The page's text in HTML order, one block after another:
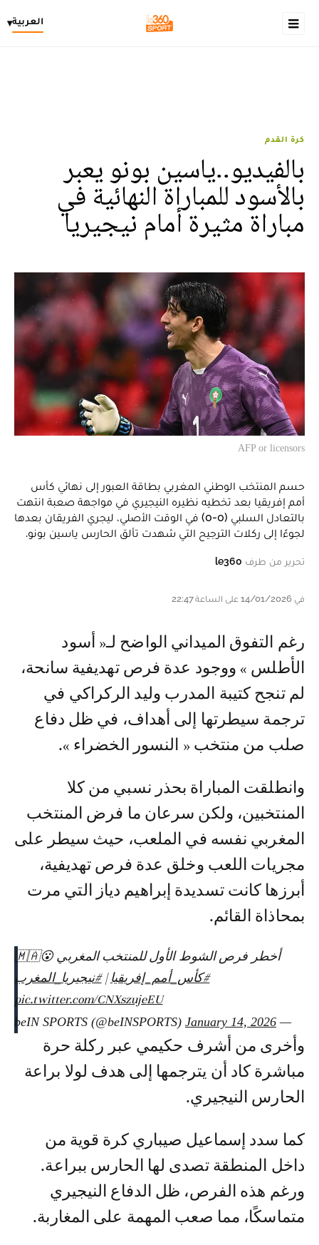
العربية▾
كرة القدم
بالفيديو..ياسين بونو يعبر
بالأسود للمباراة النهائية في
مباراة مثيرة أمام نيجيريا
AFP or licensors
حسم المنتخب الوطني المغربي بطاقة العبور إلى نهائي كأس
أمم إفريقيا بعد تخطيه نظيره النيجيري في مواجهة صعبة انتهت
بالتعادل السلبي (0-0) في الوقت الأصلي، ليجري الفريقان بعدها
لجوءًا إلى ركلات الترجيح التي شهدت تألق الحارس ياسين بونو.
تحرير من طرف le360
في 14/01/2026 على الساعة 22:47
رغم التفوق الميداني الواضح لـ« أسود
الأطلس » ووجود عدة فرص تهديفية سانحة،
لم تنجح كتيبة المدرب وليد الركراكي في
ترجمة سيطرتها إلى أهداف، في ظل دفاع
صلب من منتخب « النسور الخضراء ».
وانطلقت المباراة بحذر نسبي من كلا
المنتخبين، ولكن سرعان ما فرض المنتخب
المغربي نفسه في الملعب، حيث سيطر على
مجريات اللعب وخلق عدة فرص تهديفية،
أبرزها كانت تسديدة إبراهيم دياز التي مرت
بمحاذاة القائم.
أخطر فرص الشوط الأول للمنتخب المغربي 😮🇲🇦
#كأس_أمم_إفريقيا|#نيجيريا_المغرب
pic.twitter.com/CNXszujeEU
— beIN SPORTS (@beINSPORTS)
January 14, 2026
وأخرى من أشرف حكيمي عبر ركلة حرة
مباشرة كاد أن يترجمها إلى هدف لولا براعة
الحارس النيجيري.
كما سدد إسماعيل صيباري كرة قوية من
داخل المنطقة تصدى لها الحارس ببراعة.
ورغم هذه الفرص، ظل الدفاع النيجيري
متماسكًا، مما صعب المهمة على المغاربة.